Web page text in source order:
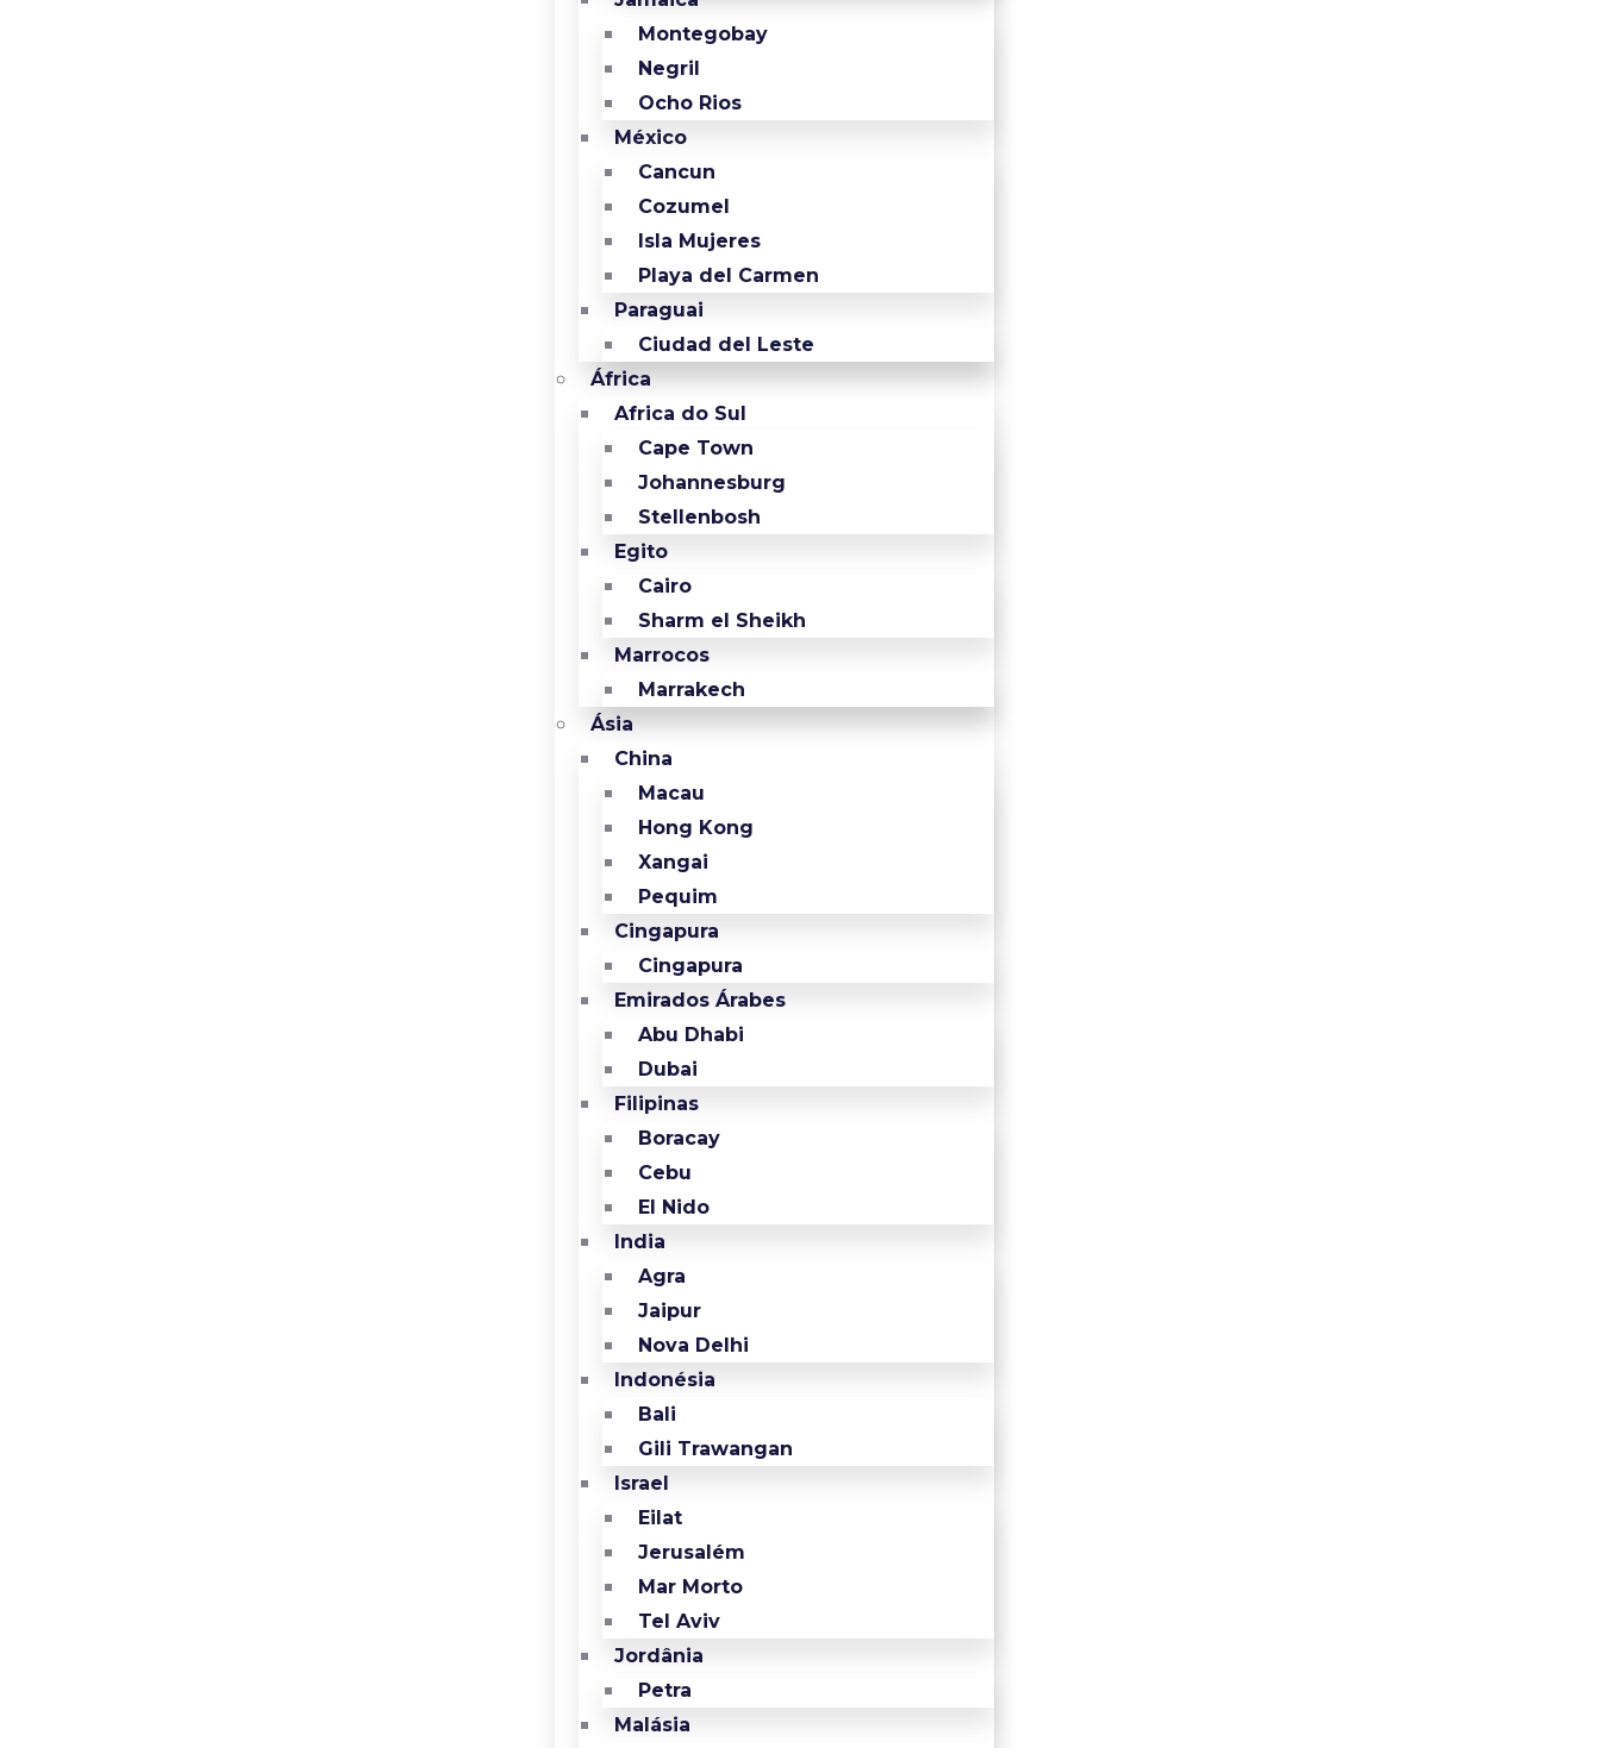
Montegobay
Negril
Ocho Rios
México
Cancun
Cozumel
Isla Mujeres
Playa del Carmen
Paraguai
Ciudad del Leste
África
Africa do Sul
Cape Town
Johannesburg
Stellenbosh
Egito
Cairo
Sharm el Sheikh
Marrocos
Marrakech
Ásia
China
Macau
Hong Kong
Xangai
Pequim
Cingapura
Cingapura
Emirados Árabes
Abu Dhabi
Dubai
Filipinas
Boracay
Cebu
El Nido
India
Agra
Jaipur
Nova Delhi
Indonésia
Bali
Gili Trawangan
Israel
Eilat
Jerusalém
Mar Morto
Tel Aviv
Jordânia
Petra
Malásia